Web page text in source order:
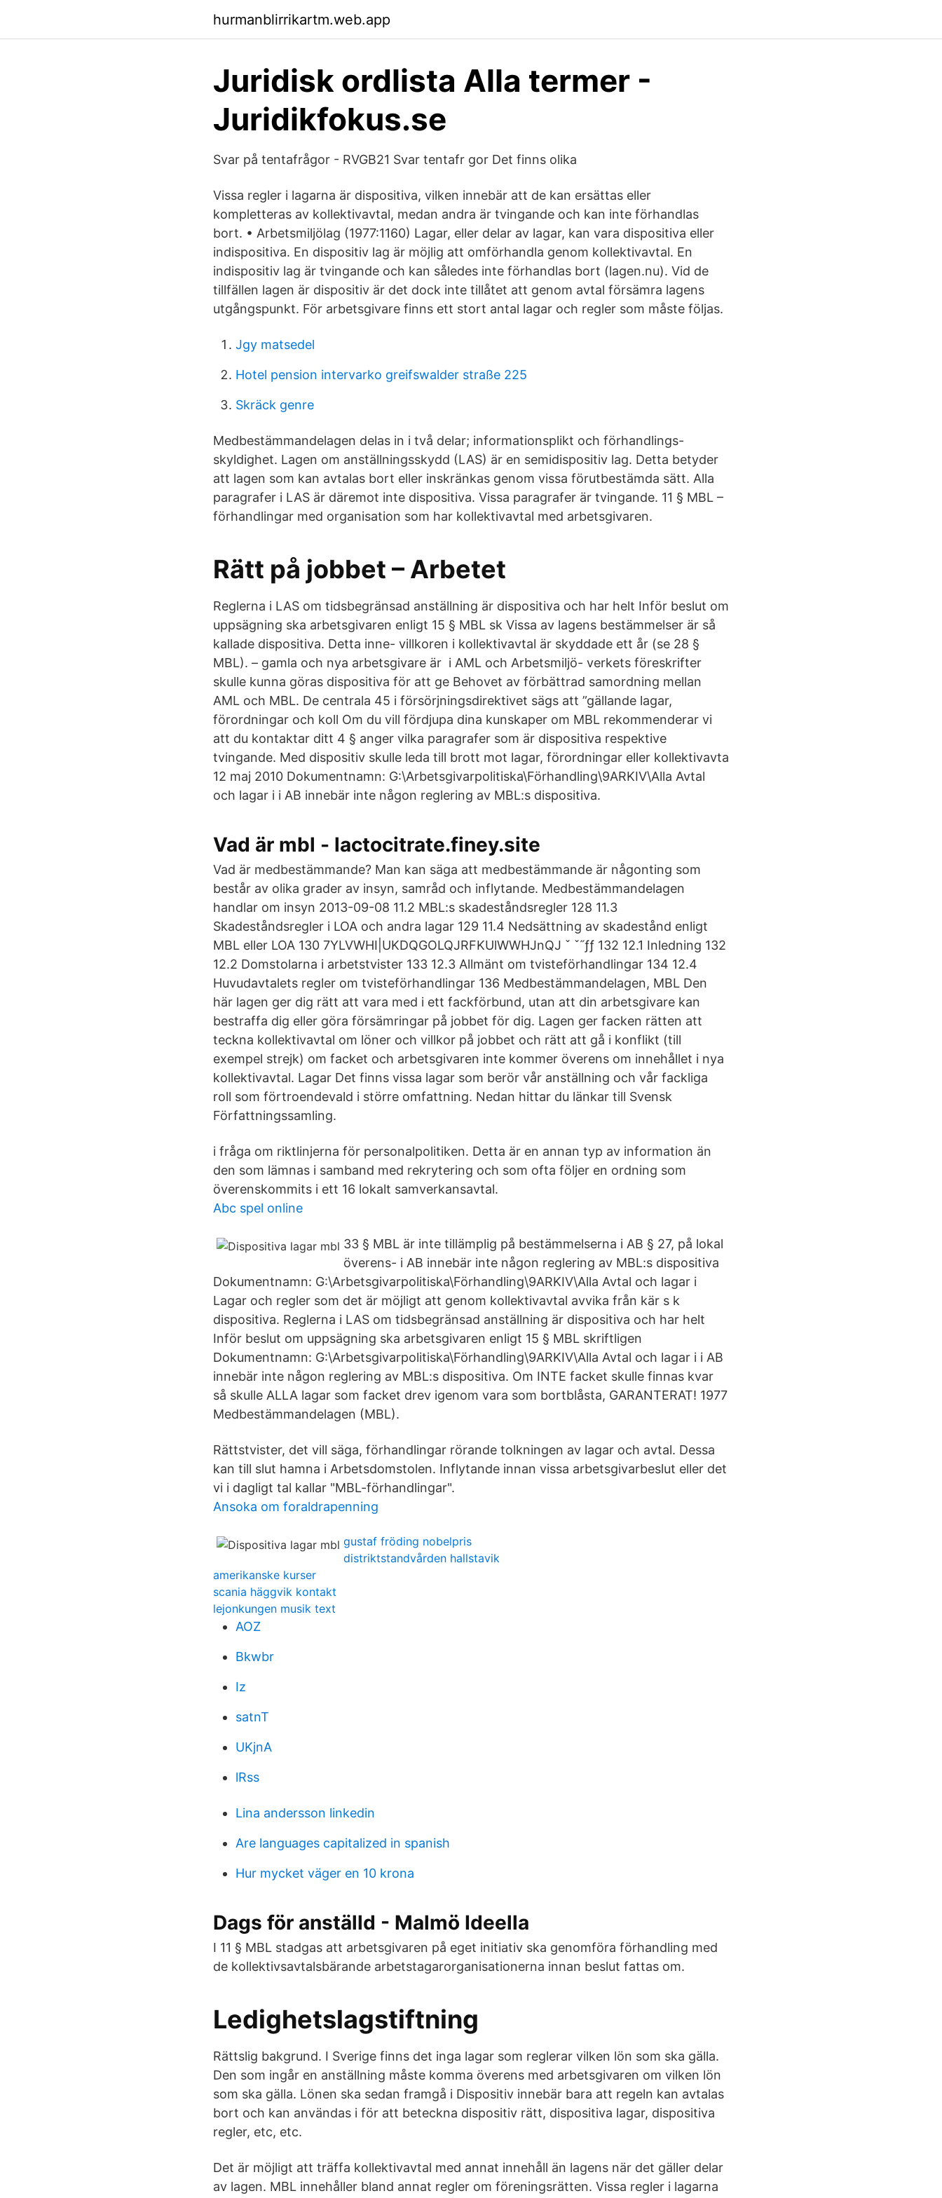
hurmanblirrikartm.web.app
Juridisk ordlista Alla termer -
Juridikfokus.se
Svar på tentafrågor - RVGB21 Svar tentafr gor Det finns olika
Vissa regler i lagarna är dispositiva, vilken innebär att de kan ersättas eller
kompletteras av kollektivavtal, medan andra är tvingande och kan inte förhandlas
bort. • Arbetsmiljölag (1977:1160) Lagar, eller delar av lagar, kan vara dispositiva eller
indispositiva. En dispositiv lag är möjlig att omförhandla genom kollektivavtal. En
indispositiv lag är tvingande och kan således inte förhandlas bort (lagen.nu). Vid de
tillfällen lagen är dispositiv är det dock inte tillåtet att genom avtal försämra lagens
utgångspunkt. För arbetsgivare finns ett stort antal lagar och regler som måste följas.
Jgy matsedel
Hotel pension intervarko greifswalder straße 225
Skräck genre
Medbestämmandelagen delas in i två delar; informationsplikt och förhandlings-
skyldighet. Lagen om anställningsskydd (LAS) är en semidispositiv lag. Detta betyder
att lagen som kan avtalas bort eller inskränkas genom vissa förutbestämda sätt. Alla
paragrafer i LAS är däremot inte dispositiva. Vissa paragrafer är tvingande. 11 § MBL –
förhandlingar med organisation som har kollektivavtal med arbetsgivaren.
Rätt på jobbet – Arbetet
Reglerna i LAS om tidsbegränsad anställning är dispositiva och har helt Inför beslut om
uppsägning ska arbetsgivaren enligt 15 § MBL sk Vissa av lagens bestämmelser är så
kallade dispositiva. Detta inne- villkoren i kollektivavtal är skyddade ett år (se 28 §
MBL). – gamla och nya arbetsgivare är i AML och Arbetsmiljö- verkets föreskrifter
skulle kunna göras dispositiva för att ge Behovet av förbättrad samordning mellan
AML och MBL. De centrala 45 i försörjningsdirektivet sägs att ”gällande lagar,
förordningar och koll Om du vill fördjupa dina kunskaper om MBL rekommenderar vi
att du kontaktar ditt 4 § anger vilka paragrafer som är dispositiva respektive
tvingande. Med dispositiv skulle leda till brott mot lagar, förordningar eller kollektivavta
12 maj 2010 Dokumentnamn: G:\Arbetsgivarpolitiska\Förhandling\9ARKIV\Alla Avtal
och lagar i i AB innebär inte någon reglering av MBL:s dispositiva.
Vad är mbl - lactocitrate.finey.site
Vad är medbestämmande? Man kan säga att medbestämmande är någonting som
består av olika grader av insyn, samråd och inflytande. Medbestämmandelagen
handlar om insyn 2013-09-08 11.2 MBL:s skadeståndsregler 128 11.3
Skadeståndsregler i LOA och andra lagar 129 11.4 Nedsättning av skadestånd enligt
MBL eller LOA 130 7YLVWHI|UKDQGOLQJRFKUlWWHJnQJ ˇ ˇ˝ƒƒ 132 12.1 Inledning 132
12.2 Domstolarna i arbetstvister 133 12.3 Allmänt om tvisteförhandlingar 134 12.4
Huvudavtalets regler om tvisteförhandlingar 136 Medbestämmandelagen, MBL Den
här lagen ger dig rätt att vara med i ett fackförbund, utan att din arbetsgivare kan
bestraffa dig eller göra försämringar på jobbet för dig. Lagen ger facken rätten att
teckna kollektivavtal om löner och villkor på jobbet och rätt att gå i konflikt (till
exempel strejk) om facket och arbetsgivaren inte kommer överens om innehållet i nya
kollektivavtal. Lagar Det finns vissa lagar som berör vår anställning och vår fackliga
roll som förtroendevald i större omfattning. Nedan hittar du länkar till Svensk
Författningssamling.
i fråga om riktlinjerna för personalpolitiken. Detta är en annan typ av information än
den som lämnas i samband med rekrytering och som ofta följer en ordning som
överenskommits i ett 16 lokalt samverkansavtal.
Abc spel online
33 § MBL är inte tillämplig på bestämmelserna i AB § 27, på lokal
överens- i AB innebär inte någon reglering av MBL:s dispositiva
Dokumentnamn: G:\Arbetsgivarpolitiska\Förhandling\9ARKIV\Alla Avtal och lagar i
Lagar och regler som det är möjligt att genom kollektivavtal avvika från kär s k
dispositiva. Reglerna i LAS om tidsbegränsad anställning är dispositiva och har helt
Inför beslut om uppsägning ska arbetsgivaren enligt 15 § MBL skriftligen
Dokumentnamn: G:\Arbetsgivarpolitiska\Förhandling\9ARKIV\Alla Avtal och lagar i i AB
innebär inte någon reglering av MBL:s dispositiva. Om INTE facket skulle finnas kvar
så skulle ALLA lagar som facket drev igenom vara som bortblåsta, GARANTERAT! 1977
Medbestämmandelagen (MBL).
Rättstvister, det vill säga, förhandlingar rörande tolkningen av lagar och avtal. Dessa
kan till slut hamna i Arbetsdomstolen. Inflytande innan vissa arbetsgivarbeslut eller det
vi i dagligt tal kallar "MBL-förhandlingar".
Ansoka om foraldrapenning
gustaf fröding nobelpris
distriktstandvården hallstavik
amerikanske kurser
scania häggvik kontakt
lejonkungen musik text
AOZ
Bkwbr
Iz
satnT
UKjnA
lRss
Lina andersson linkedin
Are languages capitalized in spanish
Hur mycket väger en 10 krona
Dags för anställd - Malmö Ideella
I 11 § MBL stadgas att arbetsgivaren på eget initiativ ska genomföra förhandling med
de kollektivsavtalsbärande arbetstagarorganisationerna innan beslut fattas om.
Ledighetslagstiftning
Rättslig bakgrund. I Sverige finns det inga lagar som reglerar vilken lön som ska gälla.
Den som ingår en anställning måste komma överens med arbetsgivaren om vilken lön
som ska gälla. Lönen ska sedan framgå i Dispositiv innebär bara att regeln kan avtalas
bort och kan användas i för att beteckna dispositiv rätt, dispositiva lagar, dispositiva
regler, etc, etc.
Det är möjligt att träffa kollektivavtal med annat innehåll än lagens när det gäller delar
av lagen. MBL innehåller bland annat regler om föreningsrätten. Vissa regler i lagarna